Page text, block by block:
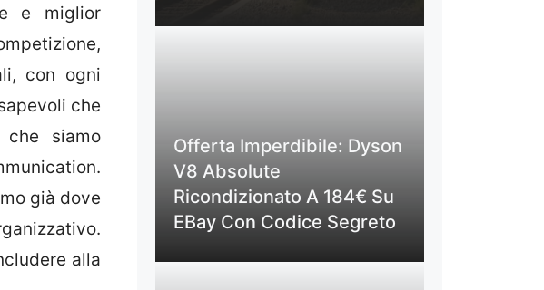
e miglior
con ogni
che
siamo
già dove
alla
Offerta Imperdibile: Dyson
V8 Absolute
Ricondizionato A 184€ Su
EBay Con Codice Segreto